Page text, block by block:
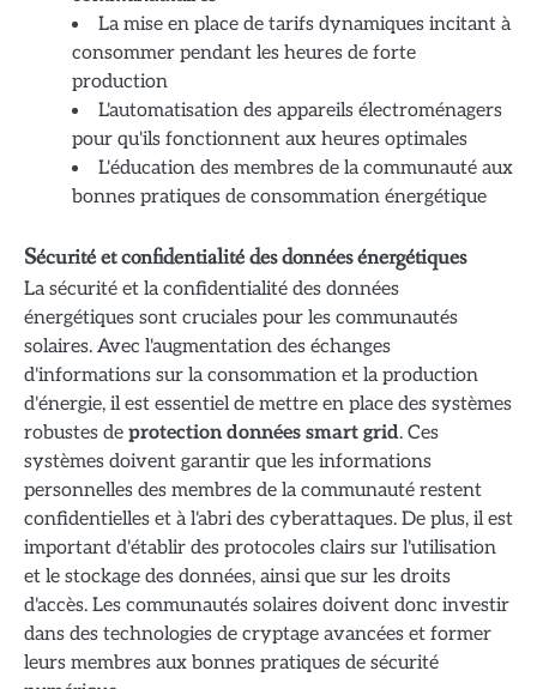
La mise en place de tarifs dynamiques incitant à
consommer pendant les heures de forte
production
L'automatisation des appareils électroménagers
pour qu'ils fonctionnent aux heures optimales
L'éducation des membres de la communauté aux
bonnes pratiques de consommation énergétique
Sécurité et confidentialité des données énergétiques
La sécurité et la confidentialité des données
énergétiques sont cruciales pour les communautés
solaires. Avec l'augmentation des échanges
d'informations sur la consommation et la production
d'énergie, il est essentiel de mettre en place des systèmes
robustes de protection données smart grid. Ces
systèmes doivent garantir que les informations
personnelles des membres de la communauté restent
confidentielles et à l'abri des cyberattaques. De plus, il est
important d'établir des protocoles clairs sur l'utilisation
et le stockage des données, ainsi que sur les droits
d'accès. Les communautés solaires doivent donc investir
dans des technologies de cryptage avancées et former
leurs membres aux bonnes pratiques de sécurité